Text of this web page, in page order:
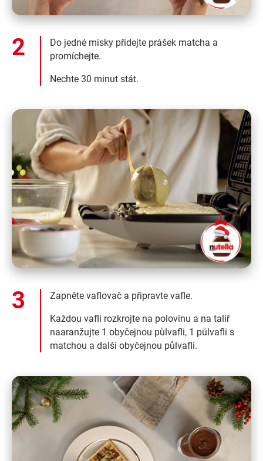
Do jedné misky přidejte prášek matcha a
promíchejte.
Nechte 30 minut stát.
Zapněte vaflovač a připravte vafle.
Každou vafli rozkrojte na polovinu a na talíř
naaranžujte 1 obyčejnou půlvafli, 1 půlvafli s
matchou a další obyčejnou půlvafli.